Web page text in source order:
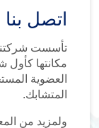
اتصل بنا
مكانتها
العضوية
المتشابك.
ولمزيد من